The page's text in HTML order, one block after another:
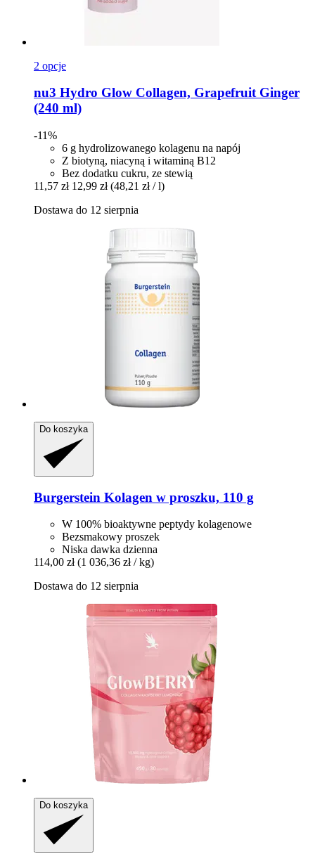
2 opcje
nu3 Hydro Glow Collagen, Grapefruit Ginger
(240 ml)
-11%
6 g hydrolizowanego kolagenu na napój
Z biotyną, niacyną i witaminą B12
Bez dodatku cukru, ze stewią
11,57 zł 12,99 zł (48,21 zł / l)
Dostawa do 12 sierpnia
Do koszyka
Burgerstein Kolagen w proszku, 110 g
W 100% bioaktywne peptydy kolagenowe
Bezsmakowy proszek
Niska dawka dzienna
114,00 zł (1 036,36 zł / kg)
Dostawa do 12 sierpnia
Do koszyka